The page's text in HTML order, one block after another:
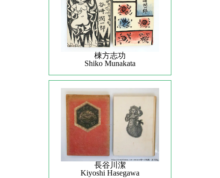
棟方志功
Shiko Munakata
長谷川潔
Kiyoshi Hasegawa